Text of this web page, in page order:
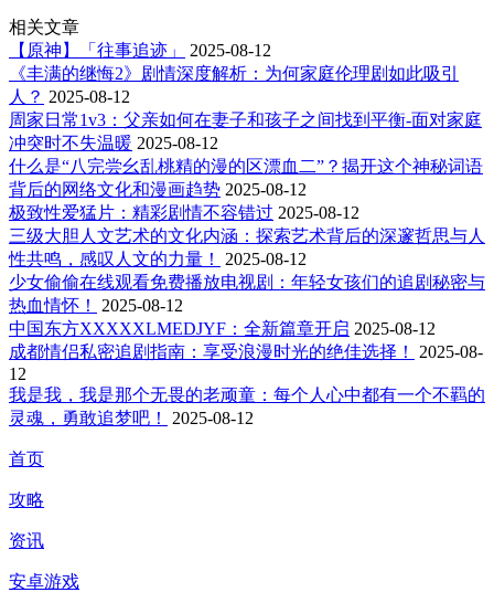
相关文章
【原神】「往事追迹」
2025-08-12
《丰满的继悔2》剧情深度解析：为何家庭伦理剧如此吸引
人？ 2025-08-12
周家日常1v3：父亲如何在妻子和孩子之间找到平衡-面对家庭
冲突时不失温暖 2025-08-12
什么是“八完尝幺乱桃精的漫的区漂血二”？揭开这个神秘词语
背后的网络文化和漫画趋势 2025-08-12
极致性爱猛片：精彩剧情不容错过 2025-08-12
三级大胆人文艺术的文化内涵：探索艺术背后的深邃哲思与人
性共鸣，感叹人文的力量！
2025-08-12
少女偷偷在线观看免费播放电视剧：年轻女孩们的追剧秘密与
热血情怀！
2025-08-12
中国东方XXXXXLMEDJYF：全新篇章开启 2025-08-12
成都情侣私密追剧指南：享受浪漫时光的绝佳选择！
2025-08-
12
我是我，我是那个无畏的老顽童：每个人心中都有一个不羁的
灵魂，勇敢追梦吧！
2025-08-12
首页
攻略
资讯
安卓游戏